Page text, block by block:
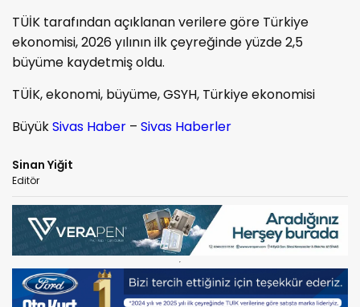
TÜİK tarafından açıklanan verilere göre Türkiye
ekonomisi, 2026 yılının ilk çeyreğinde yüzde 2,5
büyüme kaydetmiş oldu.
TÜİK, ekonomi, büyüme, GSYH, Türkiye ekonomisi
BüyükSivas Haber – Sivas Haberler
Sinan Yiğit
Editör